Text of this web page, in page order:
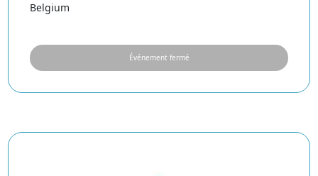
Belgium
Événement fermé